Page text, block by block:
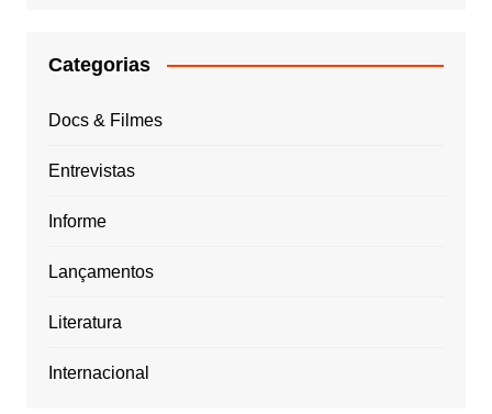
Categorias
Docs & Filmes
Entrevistas
Informe
Lançamentos
Literatura
Internacional